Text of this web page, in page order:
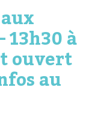
13h30 à
ouvert
au